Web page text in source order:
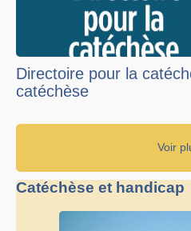
Directoire pour la
catéchèse
Voir
Catéchèse et handicap